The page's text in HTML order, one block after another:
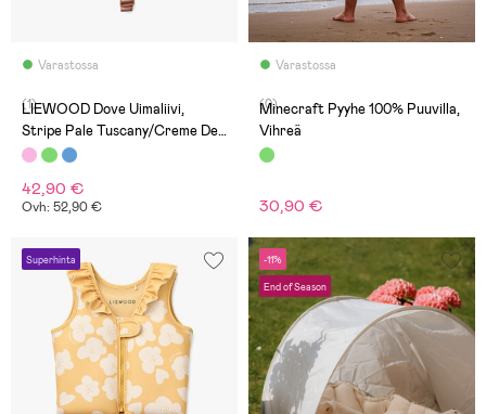
Varastossa
(1)
LIEWOOD Dove Uimaliivi,
Stripe Pale Tuscany/Creme De
La Creme
42,90 €
Ovh: 52,90 €
Varastossa
(0)
Minecraft Pyyhe 100% Puuvilla,
Vihreä
30,90 €
Superhinta -11%
End of Season